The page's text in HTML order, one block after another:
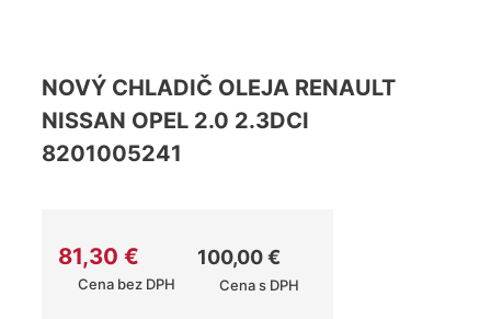
NOVÝ CHLADIČ OLEJA RENAULT
NISSAN OPEL 2.0 2.3DCI
8201005241
81,30 €
Cena bez DPH
100,00€
Cena s DPH